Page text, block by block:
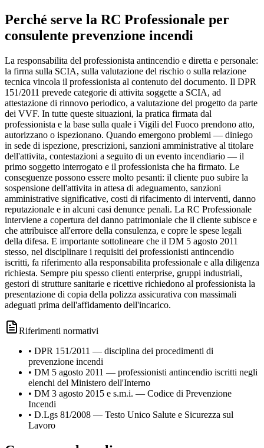
Perché serve la RC Professionale per
consulente prevenzione incendi
La responsabilita del professionista antincendio e diretta e personale:
la firma sulla SCIA, sulla valutazione del rischio o sulla relazione
tecnica vincola il professionista al contenuto del documento. Il DPR
151/2011 prevede categorie di attivita soggette a SCIA, ad
attestazione di rinnovo periodico, a valutazione del progetto da parte
dei VVF. In tutte queste situazioni, la pratica firmata dal
professionista e la base sulla quale i Vigili del Fuoco prendono atto,
autorizzano o ispezionano. Quando emergono problemi — diniego
in sede di ispezione, prescrizioni, sanzioni amministrative al titolare
dell'attivita, contestazioni a seguito di un evento incendiario — il
primo soggetto interrogato e il professionista che ha firmato. Le
conseguenze possono essere molto pesanti: il cliente puo subire la
sospensione dell'attivita in attesa di adeguamento, sanzioni
amministrative significative, costi di rifacimento di interventi, danno
reputazionale e in alcuni casi denunce penali. La RC Professionale
interviene a copertura del danno patrimoniale che il cliente subisce e
che attribuisce all'errore della consulenza, e copre le spese legali
della difesa. E importante sottolineare che il DM 5 agosto 2011
stesso, nel disciplinare i requisiti dei professionisti antincendio
iscritti, fa riferimento alla responsabilita professionale e alla diligenza
richiesta. Sempre piu spesso clienti enterprise, gruppi industriali,
gestori di strutture sanitarie e ricettive richiedono al professionista la
presentazione di copia della polizza assicurativa con massimali
adeguati prima dell'affidamento dell'incarico.
Riferimenti normativi
• DPR 151/2011 — disciplina dei procedimenti di
prevenzione incendi
• DM 5 agosto 2011 — professionisti antincendio iscritti negli
elenchi del Ministero dell'Interno
• DM 3 agosto 2015 e s.m.i. — Codice di Prevenzione
Incendi
• D.Lgs 81/2008 — Testo Unico Salute e Sicurezza sul
Lavoro